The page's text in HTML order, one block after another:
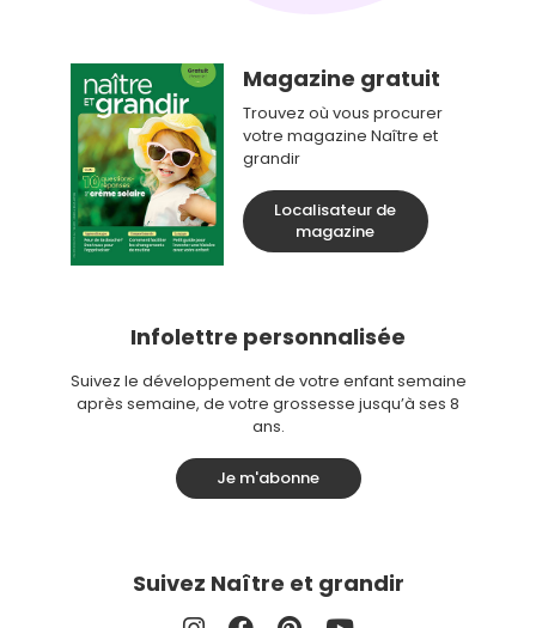
Magazine gratuit
Trouvez où vous procurer
votre magazine Naître et
grandir
Localisateur de
magazine
Infolettre personnalisée
Suivez le développement de votre enfant semaine
après semaine, de votre grossesse jusqu’à ses 8
ans.
Je m'abonne
Suivez Naître et grandir